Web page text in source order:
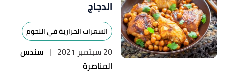
الدجاج
السعرات الحرارية في اللحوم
20 سبتمبر 2021 | سندس
المناصرة